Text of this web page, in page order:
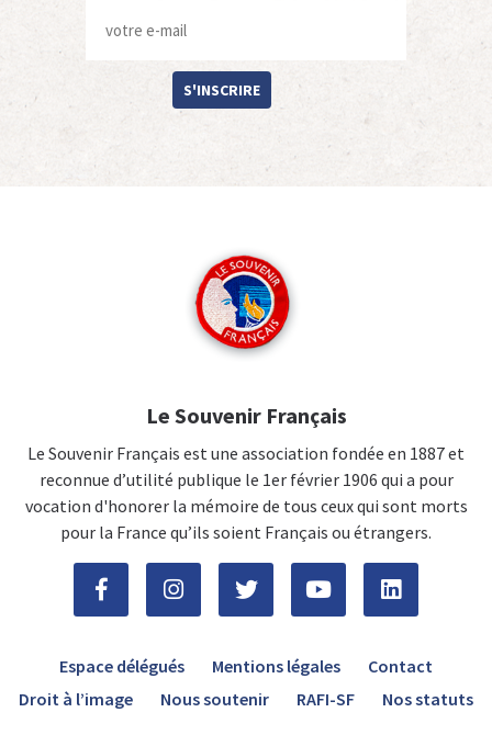
S'INSCRIRE
Le Souvenir Français
Le Souvenir Français est une association fondée en 1887 et
reconnue d’utilité publique le 1er février 1906 qui a pour
vocation d'honorer la mémoire de tous ceux qui sont morts
pour la France qu’ils soient Français ou étrangers.
Espace délégués Mentions légales
Contact
Droit à l’image
Nous soutenir RAFI-SF Nos statuts